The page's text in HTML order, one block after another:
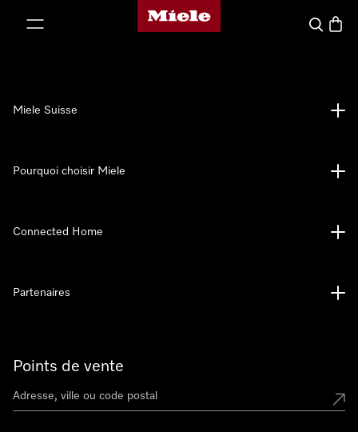
Page d'accueil de Miele
Search
Points de vente
Miele Suisse
Pourquoi choisir Miele
Connected Home
Partenaires